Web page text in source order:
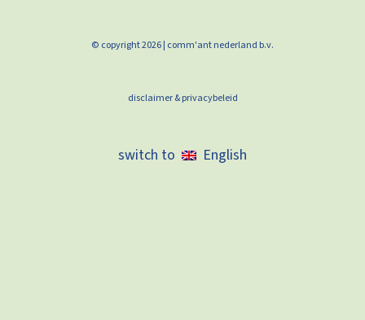
© copyright 2026 | comm'ant nederland b.v.
disclaimer & privacybeleid
English